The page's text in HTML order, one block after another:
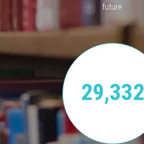
future.
29,332